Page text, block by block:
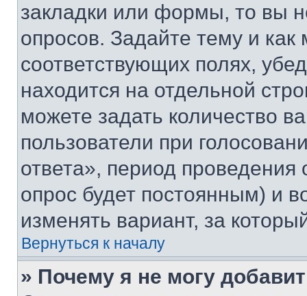
закладки или формы, то вы
опросов. Задайте тему и
соответствующих полях,
находится на отдельной
можете задать количество
пользователи при
ответа», период проведения
опрос будет постоянным) и
изменять вариант, за
Вернуться к началу
» Почему я не могу